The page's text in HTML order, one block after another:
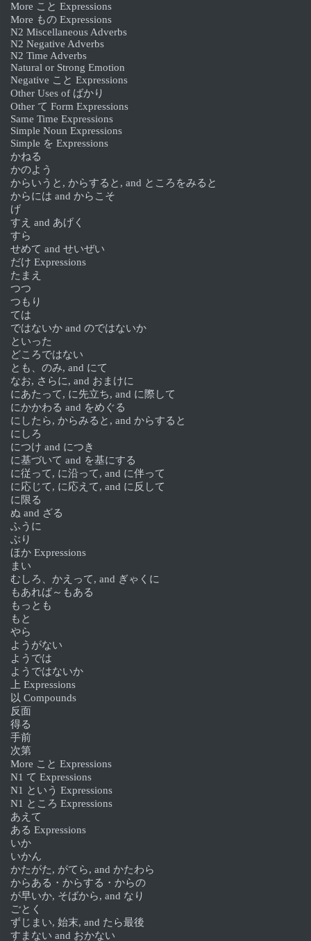
More こと Expressions
More もの Expressions
N2 Miscellaneous Adverbs
N2 Negative Adverbs
N2 Time Adverbs
Natural or Strong Emotion
Negative こと Expressions
Other Uses of ばかり
Other て Form Expressions
Same Time Expressions
Simple Noun Expressions
Simple を Expressions
かねる
かのよう
からいうと, からすると, and ところをみると
からには and からこそ
げ
すえ and あげく
すら
せめて and せいぜい
だけ Expressions
たまえ
つつ
つもり
ては
ではないか and のではないか
といった
どころではない
とも、のみ, and にて
なお, さらに, and おまけに
にあたって, に先立ち, and に際して
にかかわる and をめぐる
にしたら, からみると, and からすると
にしろ
につけ and につき
に基づいて and を基にする
に従って, に沿って, and に伴って
に応じて, に応えて, and に反して
に限る
ぬ and ざる
ふうに
ぶり
ほか Expressions
まい
むしろ、かえって, and ぎゃくに
もあれば～もある
もっとも
もと
やら
ようがない
ようでは
ようではないか
上 Expressions
以 Compounds
反面
得る
手前
次第
More こと Expressions
N1 て Expressions
N1 という Expressions
N1 ところ Expressions
あえて
ある Expressions
いか
いかん
かたがた, がてら, and かたわら
からある・からする・からの
が早いか, そばから, and なり
ごとく
ずじまい, 始末, and たら最後
すまない and おかない